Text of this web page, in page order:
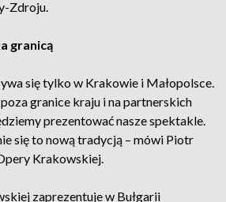
Zdroju.
granicą
się tylko w Krakowie i Małopolsce.
granice kraju i na partnerskich
prezentować nasze spektakle.
się to nową tradycją – mówi Piotr
Krakowskiej.
zaprezentuje w Bułgarii